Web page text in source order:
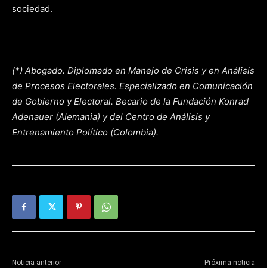
sociedad.
(*) Abogado. Diplomado en Manejo de Crisis y en Análisis
de Procesos Electorales. Especializado en Comunicación
de Gobierno y Electoral. Becario de la Fundación Konrad
Adenauer (Alemania) y del Centro de Análisis y
Entrenamiento Político (Colombia).
Noticia anterior Próxima noticia